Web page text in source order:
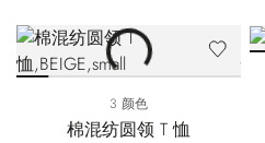
3 颜色
棉混纺圆领 T 恤